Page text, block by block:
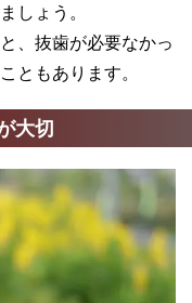
しょう。
、抜歯が必要なかっ
ともあります。
大切